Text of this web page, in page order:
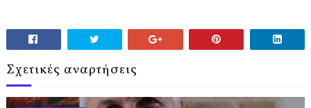
Σχετικές αναρτήσεις